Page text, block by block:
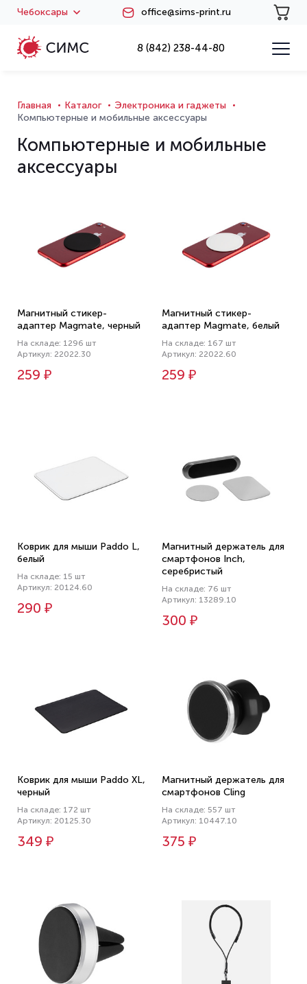
Чебоксары office@sims-print.ru
8 (842) 238-44-80
Главная Каталог
Электроника и гаджеты
Компьютерные и мобильные аксессуары
Компьютерные и мобильные
аксессуары
Магнитный стикер-
адаптер Magmate, черный
На складе: 1296 шт
Артикул: 22022.30
259 ₽
Магнитный стикер-
адаптер Magmate, белый
На складе: 167 шт
Артикул: 22022.60
259 ₽
Коврик для мыши Paddo L,
белый
На складе: 15 шт
Артикул: 20124.60
290 ₽
Магнитный держатель для
смартфонов Inch,
серебристый
На складе: 76 шт
Артикул: 13289.10
300 ₽
Коврик для мыши Paddo ХL,
черный
На складе: 172 шт
Артикул: 20125.30
349 ₽
Магнитный держатель для
смартфонов Cling
На складе: 557 шт
Артикул: 10447.10
375 ₽